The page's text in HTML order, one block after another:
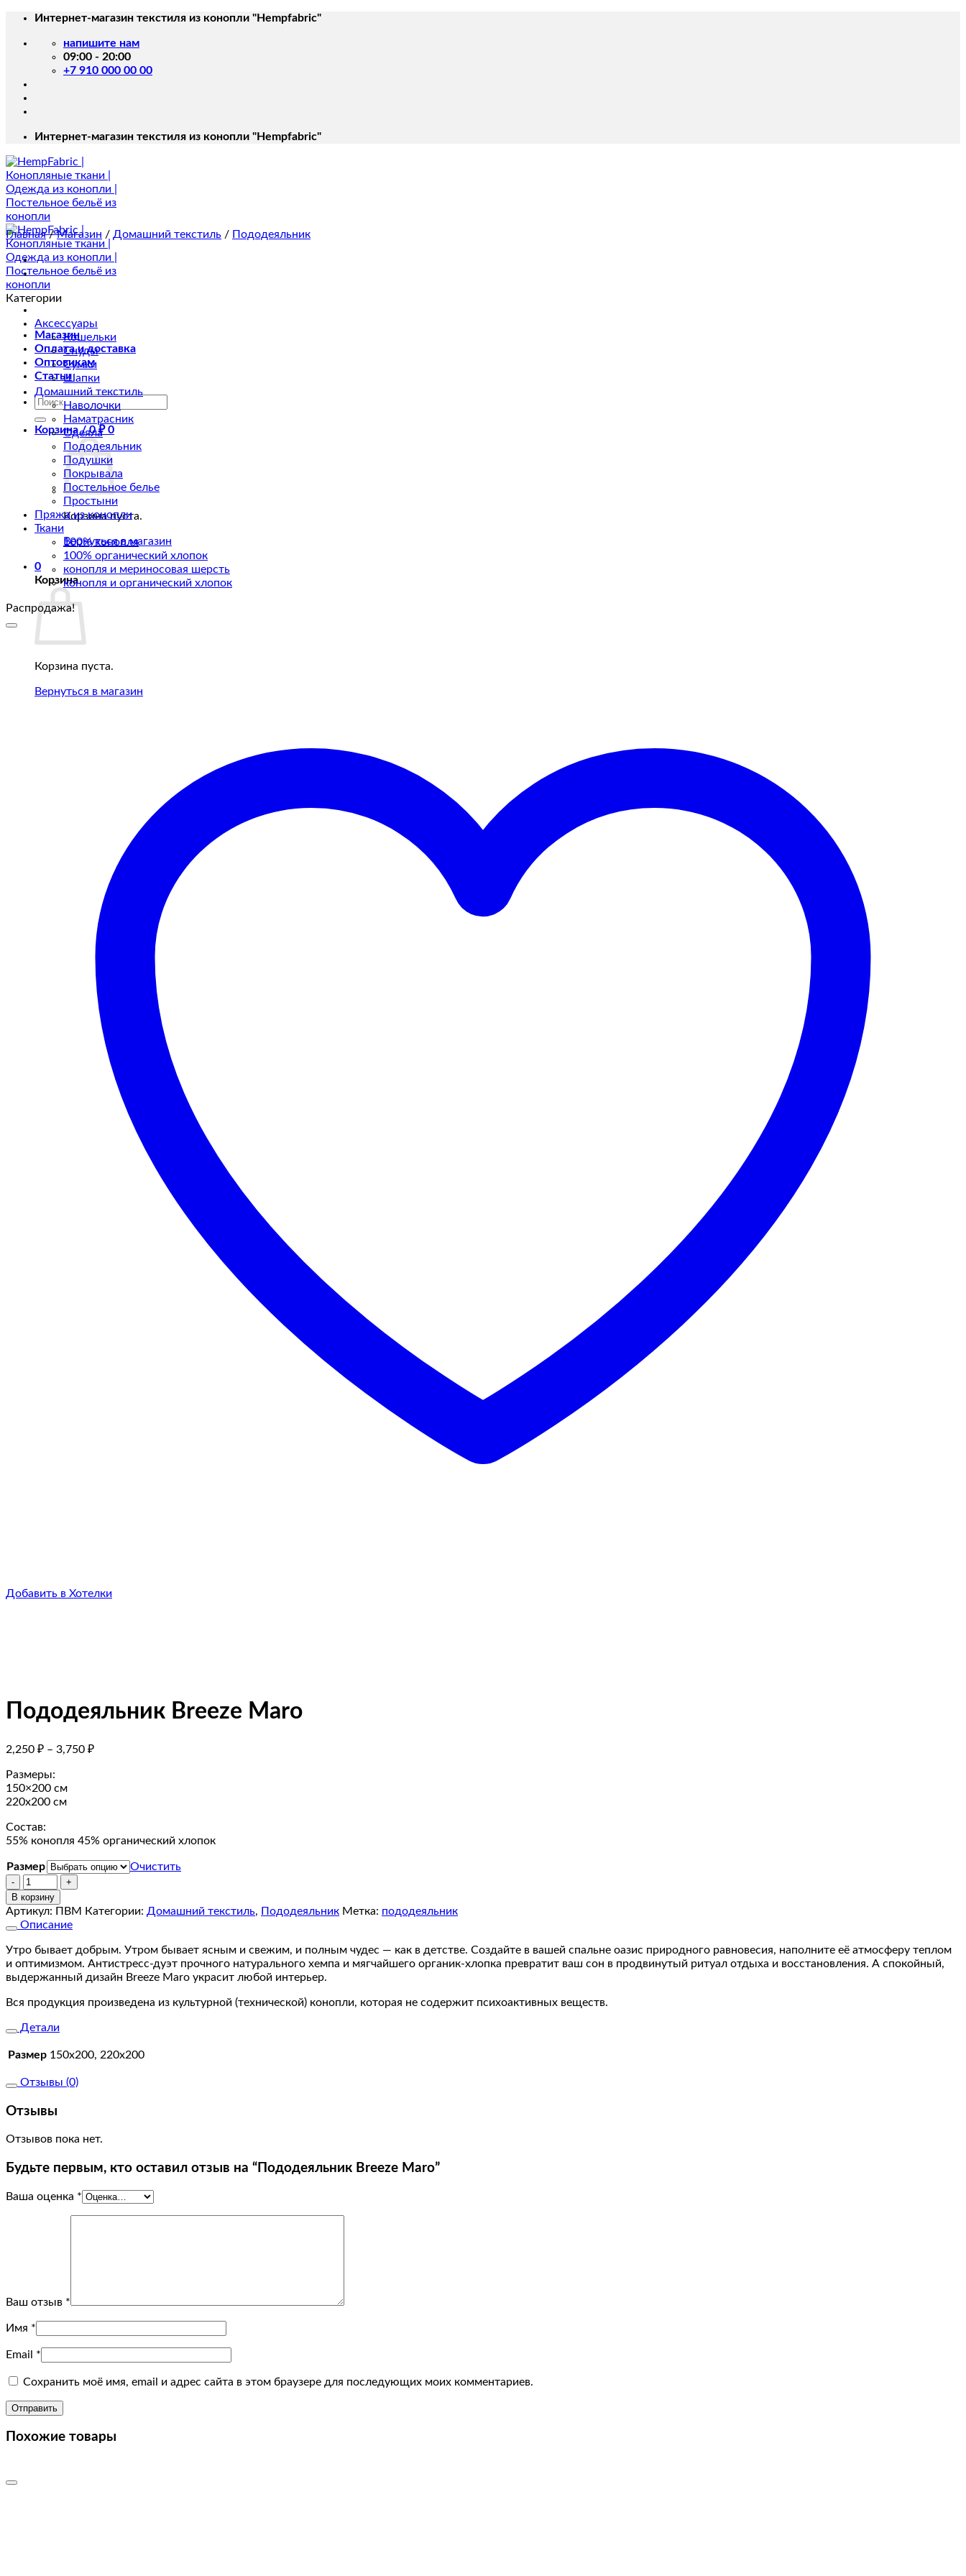
Skip
content
Интернет-магазин текстиля из конопли "Hempfabric"
напишите нам
09:00 - 20:00
+7 910 000 00 00
Интернет-магазин текстиля из конопли "Hempfabric"
Магазин
Оплата и доставка
Оптовикам
Статьи
Искать:
Корзина /0₽ 0
Корзина пуста.
Вернуться в магазин
0
Корзина
Корзина пуста.
Вернуться в магазин
Главная / Магазин / Домашний текстиль / Пододеяльник
Категории
Аксессуары
Кошельки
Снуды
Сумки
Шапки
Домашний текстиль
Наволочки
Наматрасник
Одеяла
Пододеяльник
Подушки
Покрывала
Постельное белье
Простыни
Пряжа из конопли
Ткани
100% конопля
100% органический хлопок
конопля и мериносовая шерсть
конопля и органический хлопок
Распродажа!
Добавить в Хотелки
Пододеяльник Breeze Maro
2,250 ₽ – 3,750 ₽
Размеры:
150×200 см
220х200 см
Состав:
55% конопля 45% органический хлопок
Размер
Очистить
Количество
товара
Пододеяльник
Breeze
В корзину
Артикул: ПBM Категории: Домашний текстиль, Пододеяльник Метка: пододеяльник
Описание
Утро бывает добрым. Утром бывает ясным и свежим, и полным чудес — как в детстве. Создайте в вашей спальне оазис природного равновесия, наполните её атмосферу теплом
и оптимизмом. Антистресс-дуэт прочного натурального хемпа и мягчайшего органик-хлопка превратит ваш сон в продвинутый ритуал отдыха и восстановления. А спокойный,
выдержанный дизайн Breeze Maro украсит любой интерьер.
Вся продукция произведена из культурной (технической) конопли, которая не содержит психоактивных веществ.
Детали
Размер 150х200, 220х200
Отзывы (0)
Отзывы
Отзывов пока нет.
Будьте первым, кто оставил отзыв на “Пододеяльник Breeze Maro”
Ваша оценка *
Ваш отзыв *
Имя *
Email *
Сохранить моё имя, email и адрес сайта в этом браузере для последующих моих комментариев.
Похожие товары